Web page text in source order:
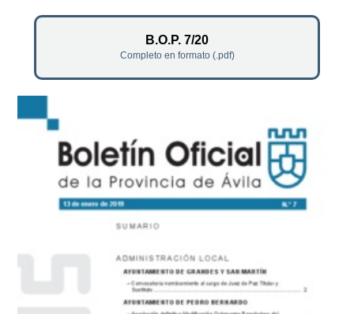
B.O.P. 7/20
Completo en formato (.pdf)